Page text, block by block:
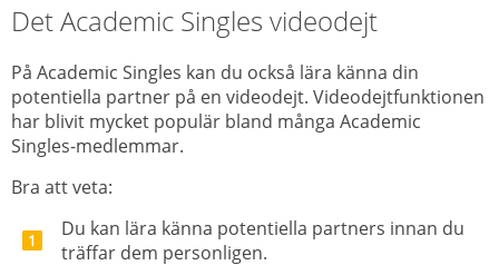
Det Academic Singles videodejt
På Academic Singles kan du också lära känna din
potentiella partner på en videodejt. Videodejtfunktionen
har blivit mycket populär bland många Academic
Singles-medlemmar.
Bra att veta:
Du kan lära känna potentiella partners innan du
träffar dem personligen.